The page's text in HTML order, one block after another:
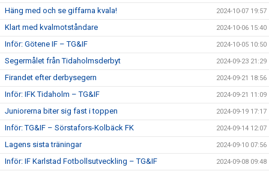
Häng med och se giffarna kvala! 2024-10-07 19:57
Klart med kvalmotståndare 2024-10-06 15:40
Inför: Götene IF – TG&IF 2024-10-05 10:50
Segermålet från Tidaholmsderbyt 2024-09-23 21:29
Firandet efter derbysegern 2024-09-21 18:56
Inför: IFK Tidaholm – TG&IF 2024-09-21 11:09
Juniorerna biter sig fast i toppen 2024-09-19 17:17
Inför: TG&IF – Sörstafors-Kolbäck FK 2024-09-14 12:07
Lagens sista träningar 2024-09-10 07:56
Inför: IF Karlstad Fotbollsutveckling – TG&IF 2024-09-08 09:48